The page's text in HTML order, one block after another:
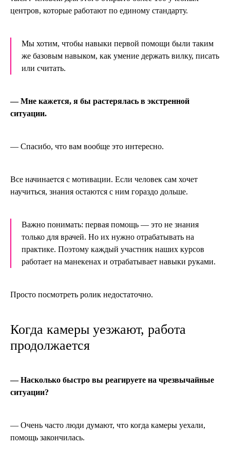
центров, которые работают по единому стандарту.
Мы хотим, чтобы навыки первой помощи были таким
же базовым навыком, как умение держать вилку, писать
или считать.
— Мне кажется, я бы растерялась в экстренной
ситуации.
— Спасибо, что вам вообще это интересно.
Все начинается с мотивации. Если человек сам хочет
научиться, знания остаются с ним гораздо дольше.
Важно понимать: первая помощь — это не знания
только для врачей. Но их нужно отрабатывать на
практике. Поэтому каждый участник наших курсов
работает на манекенах и отрабатывает навыки руками.
Просто посмотреть ролик недостаточно.
Когда камеры уезжают, работа
продолжается
— Насколько быстро вы реагируете на чрезвычайные
ситуации?
— Очень часто люди думают, что когда камеры уехали,
помощь закончилась.